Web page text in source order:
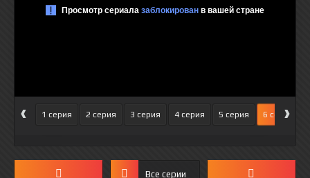
‹ 1 серия 2 серия 3 серия 4 серия 5 серия 6 серия
›
Все серии